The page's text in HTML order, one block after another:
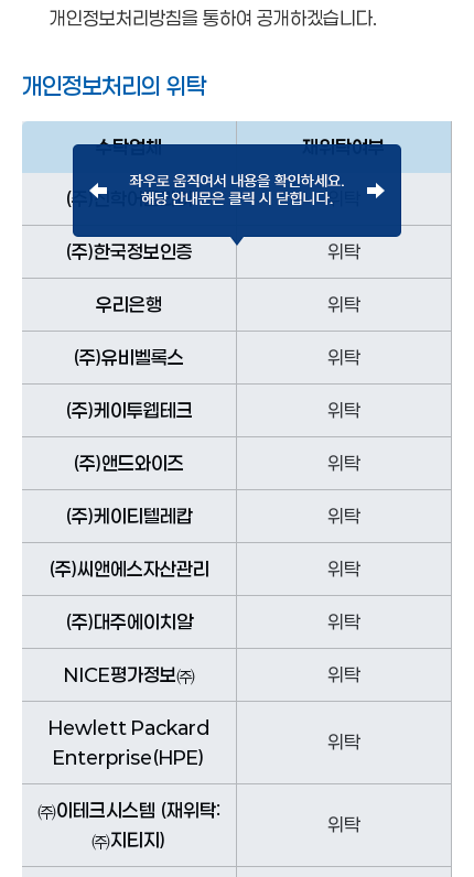
개인정보처리방침을 통하여 공개하겠습니다.
개인정보처리의 위탁
수탁업체 재위탁여부
(주)진학어플라이 위탁
(주)한국정보인증 위탁
우리은행 위탁
(주)유비벨록스 위탁
(주)케이투웹테크 위탁
(주)앤드와이즈 위탁
(주)케이티텔레캅 위탁
(주)씨앤에스자산관리 위탁
(주)대주에이치알 위탁
NICE평가정보㈜ 위탁
Hewlett Packard
Enterprise(HPE)
위탁
㈜이테크시스템 (재위탁:
㈜지티지)
위탁